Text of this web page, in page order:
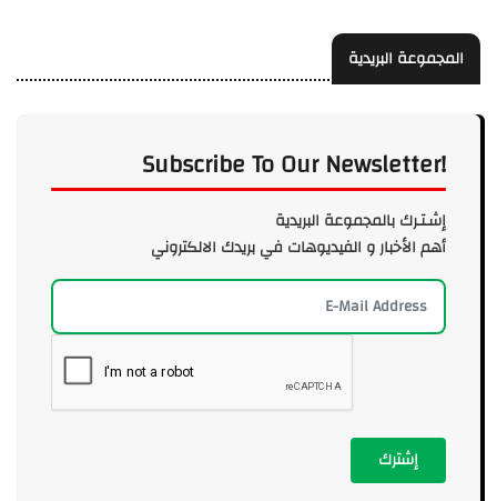
المجموعة البريدية
Subscribe To Our Newsletter!
إشـتـرك بالمجموعة البريدية
أهم الأخبار و الفيديوهات في بريدك الالكتروني
إشترك